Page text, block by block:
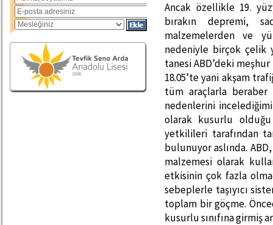
Ancak özellikle 19.
bırakın depremi,
malzemelerden ve
nedeniyle birçok çelik
tanesi ABD’deki
18.05’te yani akşam
tüm araçlarla beraber
nedenlerini
olarak kusurlu olduğu
yetkilileri tarafından
bulunuyor aslında.
malzemesi olarak
etkisinin çok fazla
sebeplerle taşıyıcı
toplam bir göçme.
kusurlu sınıfına girmiş